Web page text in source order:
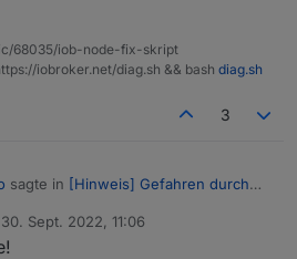
68035/iob-node-fix-skript
iobroker.net/diag.sh && bash diag.sh
3
sagte in [Hinweis] Gefahren durch
ist diese software ja speziell
30. Sept. 2022, 11:06
von